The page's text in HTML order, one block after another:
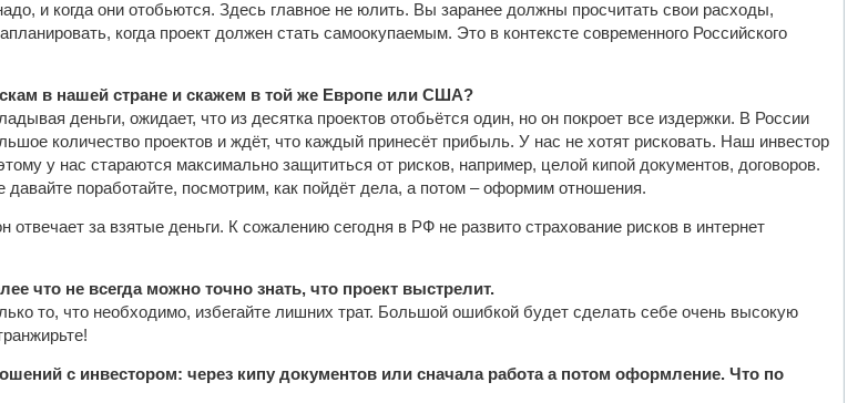
и когда они отобьются. Здесь главное не юлить. Вы заранее должны просчитать свои расходы,
когда проект должен стать самоокупаемым. Это в контексте современного Российского
в нашей стране и скажем в той же Европе или США?
деньги, ожидает, что из десятка проектов отобьётся один, но он покроет все издержки. В России
количество проектов и ждёт, что каждый принесёт прибыль. У нас не хотят рисковать. Наш инвестор
у нас стараются максимально защититься от рисков, например, целой кипой документов, договоров.
давайте поработайте, посмотрим, как пойдёт дела, а потом – оформим отношения.
отвечает за взятые деньги. К сожалению сегодня в РФ не развито страхование рисков в интернет
что не всегда можно точно знать, что проект выстрелит.
то, что необходимо, избегайте лишних трат. Большой ошибкой будет сделать себе очень высокую
с инвестором: через кипу документов или сначала работа а потом оформление. Что по